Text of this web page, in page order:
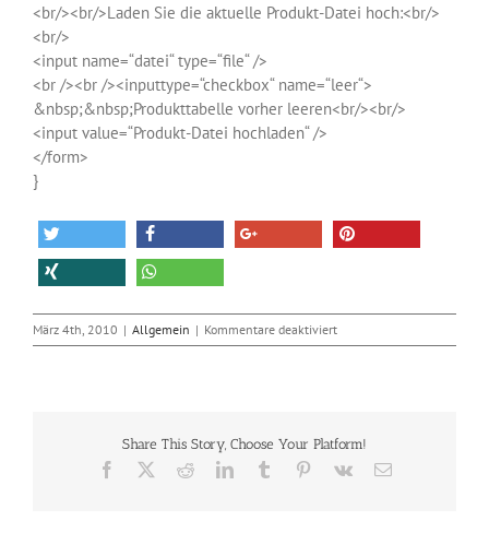
<br/><br/>Laden Sie die aktuelle Produkt-Datei hoch:<br/>
<br/>
<input name=“datei“ type=“file“ />
<br /><br /><inputtype=“checkbox“ name=“leer“>
&nbsp;&nbsp;Produkttabelle vorher leeren<br/><br/>
<input value=“Produkt-Datei hochladen“ />
</form>
}
März 4th, 2010 | Allgemein | Kommentare deaktiviertfür
Import
in
MySQL
Share This Story, Choose Your Platform!
Facebook RedditLinkedInTumblr Pinterest
Vk
E-